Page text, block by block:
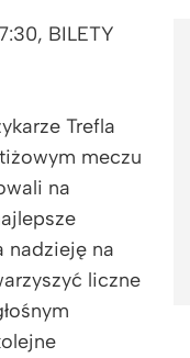
BILETY
Trefla
meczu
na
nadzieję na
liczne